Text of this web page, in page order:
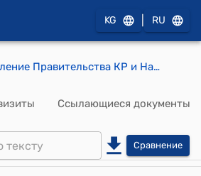
KG RU
Постановление Правительства КР и Национального банка КР от 28 февраля 2014 года № 108/53/13 "О Совместном заявлении Правительства Кыргызской Республики и Национального банка Кыргызской Республики об основных направлениях экономической политики на 2014 год"
Ссылающиеся документы
Сравнение